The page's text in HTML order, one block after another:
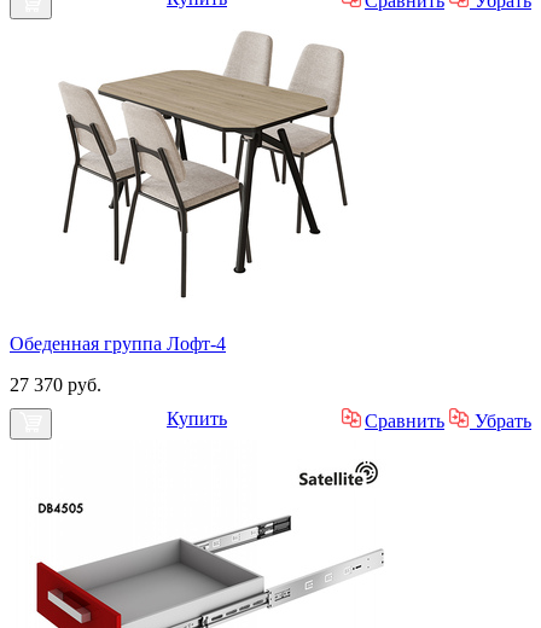
Обеденная группа Лофт-4
27 370 руб.
Купить
Сравнить Убрать